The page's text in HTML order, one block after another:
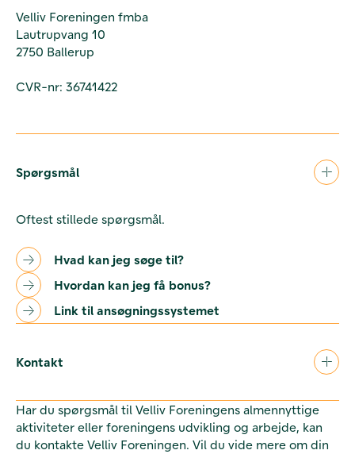
Velliv Foreningen fmba
Lautrupvang 10
2750 Ballerup
CVR-nr: 36741422
Spørgsmål
Oftest stillede spørgsmål.
Hvad kan jeg søge til?
Hvordan kan jeg få bonus?
Link til ansøgningssystemet
Kontakt
Har du spørgsmål til Velliv Foreningens almennyttige
aktiviteter eller foreningens udvikling og arbejde, kan
du kontakte Velliv Foreningen. Vil du vide mere om din